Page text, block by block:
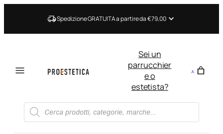
Spedizione GRATUITA a partire da €79,00
Sei un
parrucchier
e o
estetista?
Ricerca
prodotti